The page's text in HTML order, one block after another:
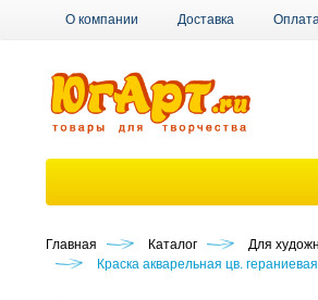
О компании Доставка
Главная Каталог Для
Краска акварельная цв.